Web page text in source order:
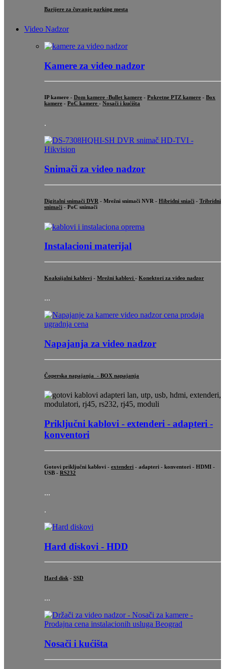
Barijere za čuvanje parking mesta
Video Nadzor
Kamere za video nadzor
IP kamere - Dom kamere -Bullet kamere - Pokretne PTZ kamere - Box
kamere - PoC kamere - Nosači i kućišta
.
Snimači za video nadzor
Digitalni snimači DVR - Mrežni snimači NVR - Hibridni sniači - Tribridni
snimači - PoC snimači
Instalacioni materijal
Koaksijalni kablovi - Mrežni kablovi - Konektori za video nadzor
...
Napajanja za video nadzor
Čoperska napajanja - BOX napajanja
Priključni kablovi - extenderi - adapteri -
konventori
Gotovi priključni kablovi - extenderi - adapteri - konventori - HDMI -
USB - RS232
...
.
Hard diskovi - HDD
Hard disk - SSD
...
Nosači i kućišta